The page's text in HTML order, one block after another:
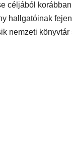
céljából
hallgatóinak
nemzeti könyvtár